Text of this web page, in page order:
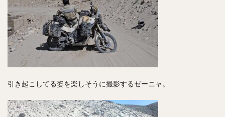
引き起こしてる姿を楽しそうに撮影するゼーニャ。